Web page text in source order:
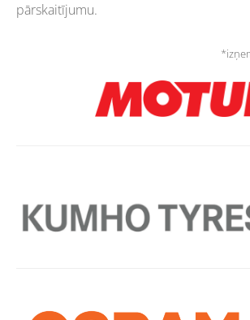
pārskaitījumu.